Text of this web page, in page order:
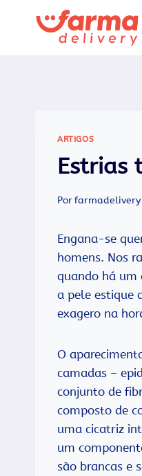
ARTIGOS
Estrias
Porfarmadelivery
Engana-se
homens. Nos
quando há um
a pele estique
exagero na
O
camadas –
conjunto de
composto de
uma cicatriz
um
são brancas e